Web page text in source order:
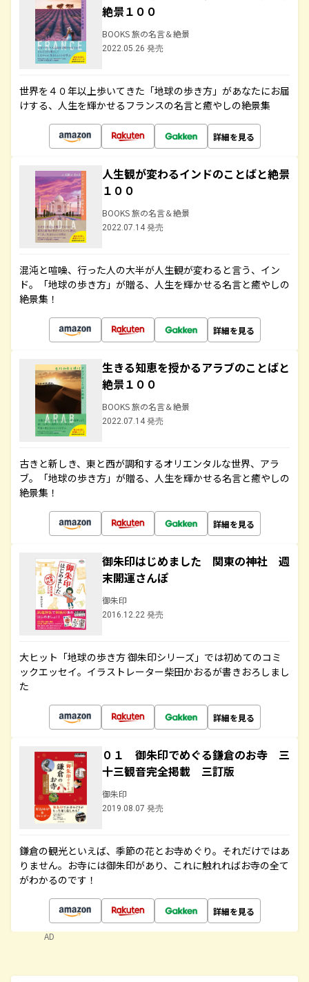
絶景１００
BOOKS 旅の名言＆絶景
2022.05.26 発売
世界を４０年以上歩いてきた「地球の歩き方」があなたにお届
けする、人生を輝かせるフランスの名言と癒やしの絶景集
詳細を見る
人生観が変わるインドのことばと絶景
１００
BOOKS 旅の名言＆絶景
2022.07.14 発売
混沌と喧噪、行った人の大半が人生観が変わると言う、イン
ド。「地球の歩き方」が贈る、人生を輝かせる名言と癒やしの
絶景集！
詳細を見る
生きる知恵を授かるアラブのことばと
絶景１００
BOOKS 旅の名言＆絶景
2022.07.14 発売
古きと新しき、東と西が調和するオリエンタルな世界、アラ
ブ。「地球の歩き方」が贈る、人生を輝かせる名言と癒やしの
絶景集！
詳細を見る
御朱印はじめました 関東の神社 週
末開運さんぽ
御朱印
2016.12.22 発売
大ヒット「地球の歩き方 御朱印シリーズ」では初めてのコミ
ックエッセイ。イラストレーター柴田かおるが書きおろしまし
た
詳細を見る
０１ 御朱印でめぐる鎌倉のお寺 三
十三観音完全掲載 三訂版
御朱印
2019.08.07 発売
鎌倉の観光といえば、季節の花とお寺めぐり。それだけではあ
りません。お寺には御朱印があり、これに触れればお寺の全て
がわかるのです！
詳細を見る
AD